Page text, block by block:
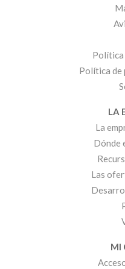
Política
Política de
LA
La
Dónde
Las
MI